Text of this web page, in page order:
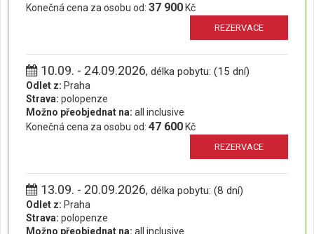
Konečná cena za osobu od: 37 900 Kč
REZERVACE
10.09. - 24.09.2026, délka pobytu: (15 dní)
Odlet z: Praha
Strava: polopenze
Možno přeobjednat na: all inclusive
Konečná cena za osobu od: 47 600 Kč
REZERVACE
13.09. - 20.09.2026, délka pobytu: (8 dní)
Odlet z: Praha
Strava: polopenze
Možno přeobjednat na: all inclusive